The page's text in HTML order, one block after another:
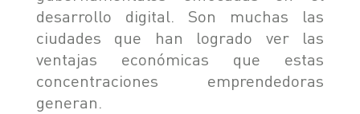
POSVENTA
SEGURIDAD
desarrollo digital. Son muchas las
ciudades que han logrado ver las
ventajas económicas que estas
concentraciones emprendedoras
generan.